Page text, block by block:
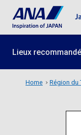
Lieux
Home Région du